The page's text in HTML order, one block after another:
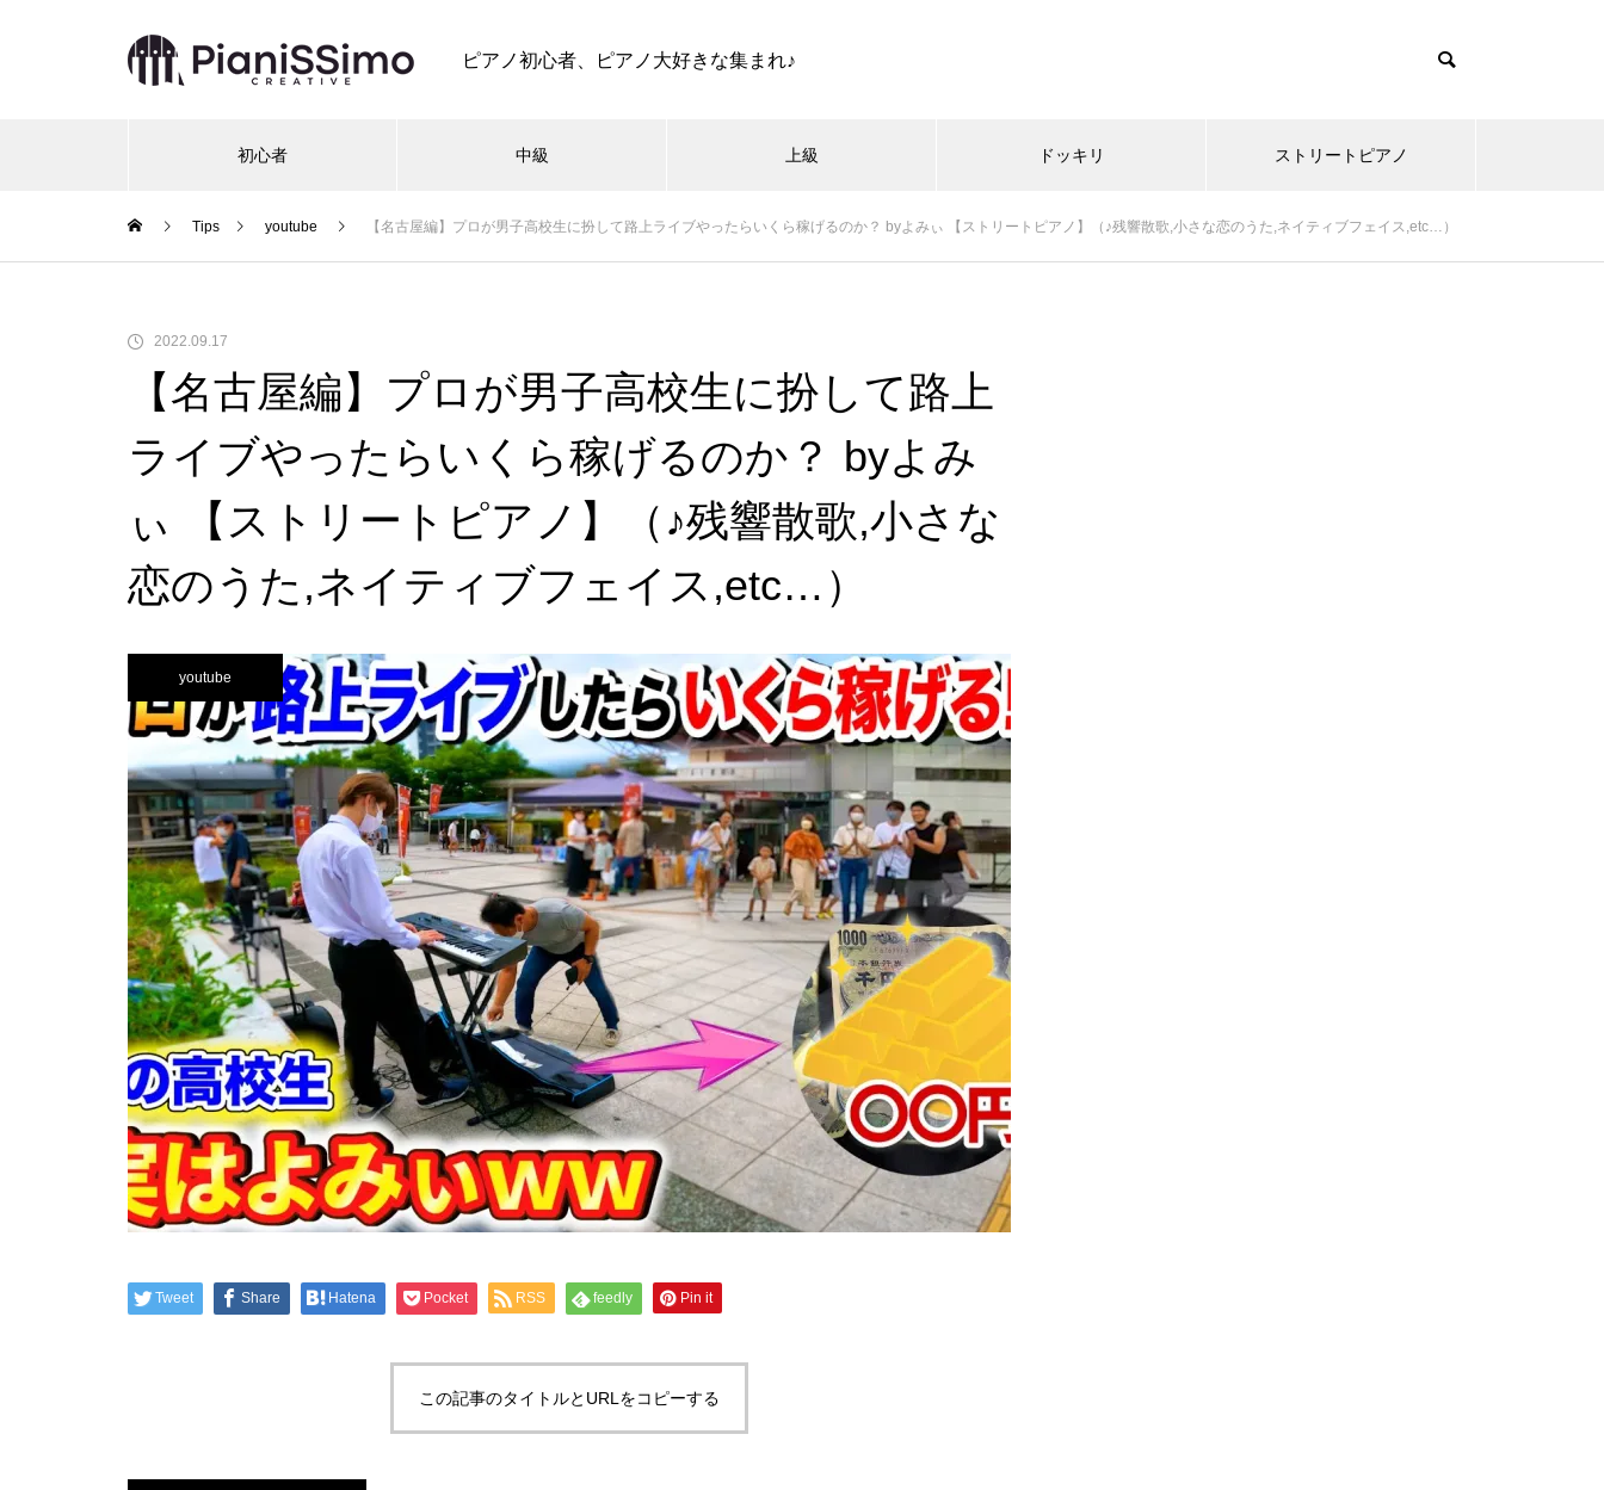
ピアノ初心者、ピアノ大好きな集まれ♪
初心者 中級 上級 ドッキリ ストリートピアノ
Tips youtube 【名古屋編】プロが男子高校生に扮して路上ライブやったらいくら稼げるのか？ byよみぃ 【ストリートピアノ】（♪残響散歌,小さな恋のうた,ネイティブフェイス,etc…）
2022.09.17
【名古屋編】プロが男子高校生に扮して路上
ライブやったらいくら稼げるのか？ byよみ
ぃ 【ストリートピアノ】（♪残響散歌,小さな
恋のうた,ネイティブフェイス,etc…）
youtube
Tweet Share Hatena Pocket RSS feedly Pin it
この記事のタイトルとURLをコピーする